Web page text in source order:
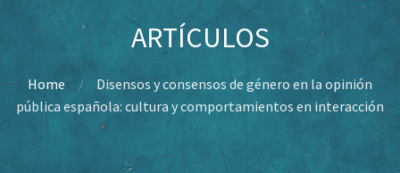
Home
Disensos y consensos de género en la opinión
pública española: cultura y comportamientos en interacción